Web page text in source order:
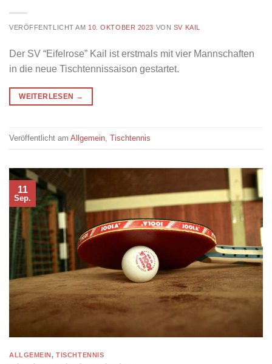
VERÖFFENTLICHT AM 10. OKTOBER 2023 VON SV KAIL
Der SV “Eifelrose” Kail ist erstmals mit vier Mannschaften
in die neue Tischtennissaison gestartet.
WEITERLESEN →
Veröffentlicht am Allgemein Tischtennis
11
Sep.
ALLGEMEIN,TISCHTENNIS